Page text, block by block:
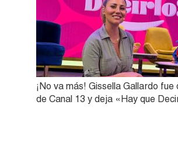
¡No va más! Gissella Gallardo fue
de Canal 13 y deja «Hay que